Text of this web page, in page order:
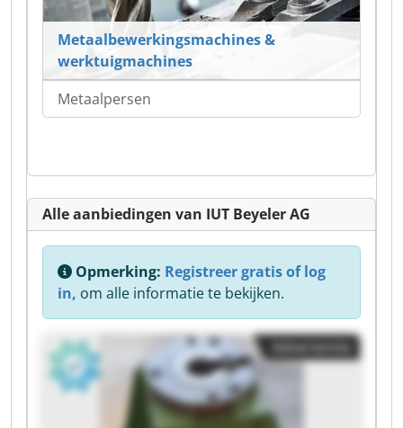
Metaalbewerkingsmachines &
werktuigmachines
Metaalpersen
Alle aanbiedingen van IUT Beyeler AG
Opmerking: Registreer gratis of log
in, om alle informatie te bekijken.